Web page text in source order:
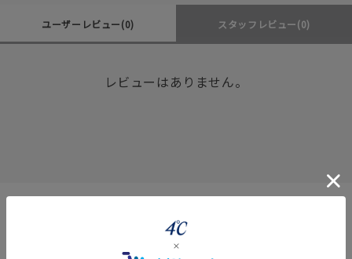
ユーザーレビュー(0) スタッフレビュー(0)
レビューはありません。